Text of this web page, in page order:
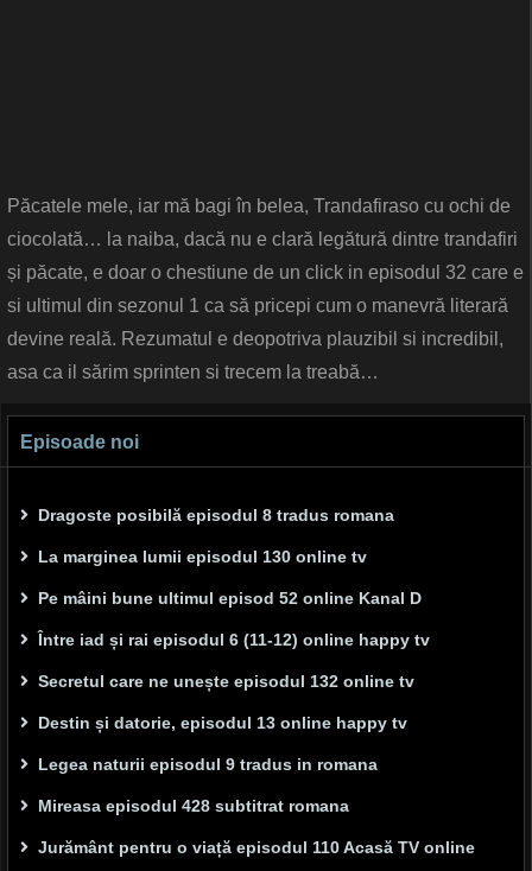
Păcatele mele, iar mă bagi în belea, Trandafiraso cu ochi de
ciocolată… la naiba, dacă nu e clară legătură dintre trandafiri
și păcate, e doar o chestiune de un click in episodul 32 care e
si ultimul din sezonul 1 ca să pricepi cum o manevră literară
devine reală. Rezumatul e deopotriva plauzibil si incredibil,
asa ca il sărim sprinten si trecem la treabă…
Episoade noi
Dragoste posibilă episodul 8 tradus romana
La marginea lumii episodul 130 online tv
Pe mâini bune ultimul episod 52 online Kanal D
Între iad și rai episodul 6 (11-12) online happy tv
Secretul care ne unește episodul 132 online tv
Destin și datorie, episodul 13 online happy tv
Legea naturii episodul 9 tradus in romana
Mireasa episodul 428 subtitrat romana
Jurământ pentru o viață episodul 110 Acasă TV online